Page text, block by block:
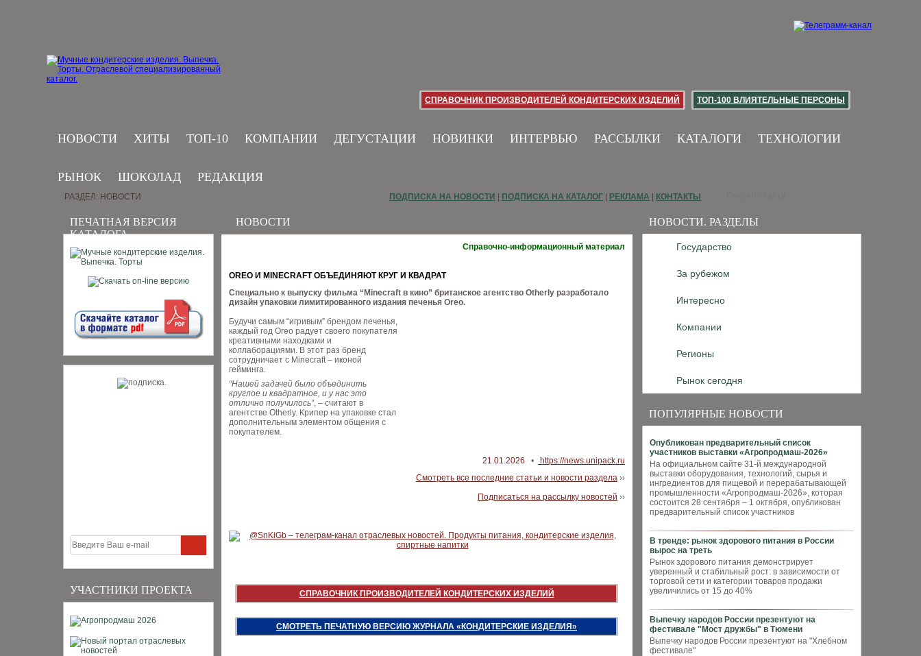
СПРАВОЧНИК ПРОИЗВОДИТЕЛЕЙ КОНДИТЕРСКИХ ИЗДЕЛИЙ ТОП-100 ВЛИЯТЕЛЬНЫЕ ПЕРСОНЫ
НОВОСТИ ХИТЫ ТОП-10 КОМПАНИИ ДЕГУСТАЦИИ НОВИНКИ ИНТЕРВЬЮ РАССЫЛКИ КАТАЛОГИ ТЕХНОЛОГИИ
РЫНОК ШОКОЛАД РЕДАКЦИЯ
ПЕЧАТНАЯ ВЕРСИЯ
КАТАЛОГА
УЧАСТНИКИ ПРОЕКТА
НОВОСТИ. РАЗДЕЛЫ
Государство
За рубежом
Интересно
Компании
Регионы
Рынок сегодня
ПОПУЛЯРНЫЕ НОВОСТИ
Опубликован предварительный список
участников выставки «Агропродмаш-2026»
На официальном сайте 31-й международной
выставки оборудования, технологий, сырья и
ингредиентов для пищевой и перерабатывающей
промышленности «Агропродмаш-2026», которая
состоится 28 сентября – 1 октября, опубликован
предварительный список участников
В тренде: рынок здорового питания в России
вырос на треть
Рынок здорового питания демонстрирует
уверенный и стабильный рост: в зависимости от
торговой сети и категории товаров продажи
увеличились от 15 до 40%
Выпечку народов России презентуют на
фестивале "Мост дружбы" в Тюмени
Выпечку народов России презентуют на "Хлебном
фестивале"
РАЗДЕЛ: НОВОСТИ ПОДПИСКА НА НОВОСТИ ПОДПИСКА НА КАТАЛОГ РЕКЛАМА КОНТАКТЫ
НОВОСТИ
Справочно-информационный материал
OREO И MINECRAFT ОБЪЕДИНЯЮТ КРУГ И КВАДРАТ
Специально к выпуску фильма “Minecraft в кино” британское агентство Otherly разработало
дизайн упаковки лимитированного издания печенья Oreo.
Будучи самым “игривым” брендом печенья,
каждый год Oreo радует своего покупателя
креативными находками и
коллаборациями. В этот раз бренд
сотрудничает с Minecraft – иконой
гейминга.
“Нашей задачей было объединить
круглое и квадратное, и у нас это
отлично получилось”, – считают в
агентстве Otherly. Крипер на упаковке стал
дополнительным элементом общения с
покупателем.
21.01.2026 •
https://news.unipack.ru
Смотреть все последние статьи и новости раздела ››
Подписаться на рассылку новостей ››
СПРАВОЧНИК ПРОИЗВОДИТЕЛЕЙ КОНДИТЕРСКИХ ИЗДЕЛИЙ
СМОТРЕТЬ ПЕЧАТНУЮ ВЕРСИЮ ЖУРНАЛА «КОНДИТЕРСКИЕ ИЗДЕЛИЯ»